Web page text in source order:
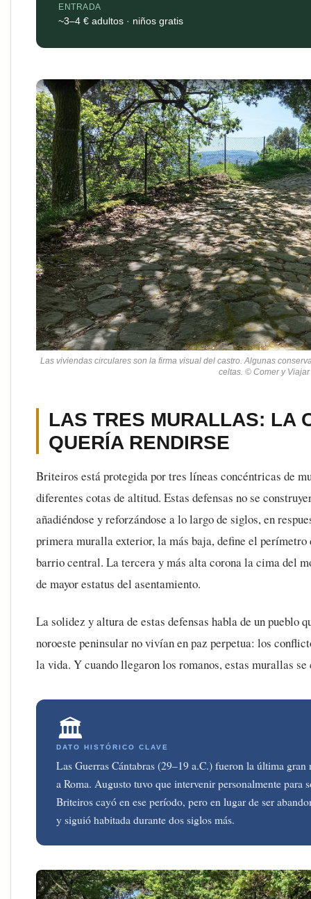
ENTRADA
~3–4 € adultos · niños gratis
Las viviendas circulares son la firma visual del castro. Algunas
celtas. © Comer y Viajar
LAS TRES MURALLAS: LA
QUERÍA RENDIRSE
Briteiros está protegida por tres líneas concéntricas de
diferentes cotas de altitud. Estas defensas no se
añadiéndose y reforzándose a lo largo de siglos, en
primera muralla exterior, la más baja, define el perímetro
barrio central. La tercera y más alta corona la cima del
de mayor estatus del asentamiento.
La solidez y altura de estas defensas habla de un pueblo
noroeste peninsular no vivían en paz perpetua: los
la vida. Y cuando llegaron los romanos, estas murallas
🏛️
DATO HISTÓRICO CLAVE
Las Guerras Cántabras (29–19 a.C.) fueron la última
a Roma. Augusto tuvo que intervenir personalmente para
Briteiros cayó en ese período, pero en lugar de ser
y siguió habitada durante dos siglos más.